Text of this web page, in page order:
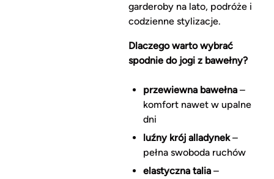
garderoby na lato, podróże i
codzienne stylizacje.
Dlaczego warto wybrać
spodnie do jogi z bawełny?
przewiewna bawełna–
komfort nawet w upalne
dni
luźny krój alladynek–
pełna swoboda ruchów
elastyczna talia–